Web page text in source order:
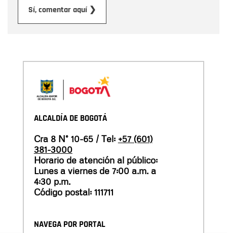
Sí, comentar aquí ❯
ALCALDÍA DE BOGOTÁ
Cra 8 N° 10-65 / Tel: +57 (601)
381-3000
Horario de atención al público:
Lunes a viernes de 7:00 a.m. a
4:30 p.m.
Código postal: 111711
NAVEGA POR PORTAL